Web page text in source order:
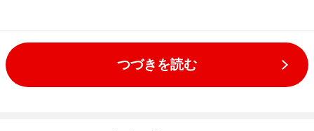
つづきを読む